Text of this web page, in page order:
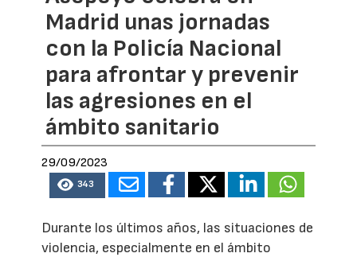
Madrid unas jornadas
con la Policía Nacional
para afrontar y prevenir
las agresiones en el
ámbito sanitario
29/09/2023
343
Durante los últimos años, las situaciones de
violencia, especialmente en el ámbito